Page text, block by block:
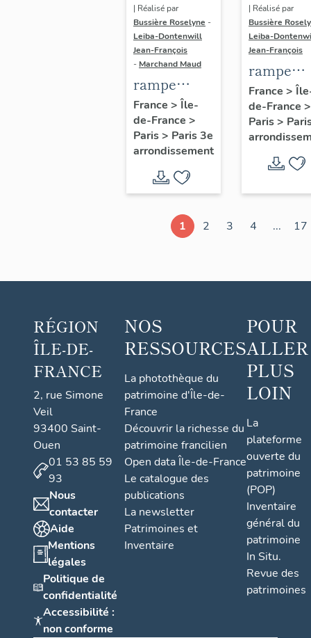
| Réalisé par
Bussière Roselyne -
Leiba-Dontenwill
Jean-François
- Marchand Maud
rampe
d'appui,
escalier de
la maison à
cochère
(non étudié)
France > Île-
de-France >
Paris> Paris 3e
arrondissement
| Réalisé par
Bussière
Leiba-
Jean-François
rampe
d'appui,
escalier
la
cochère
(non
France >
de-France >
Paris>
1 2 3 4 ... 17
RÉGION
ÎLE-DE-
FRANCE
2, rue Simone
Veil
93400 Saint-
Ouen
01 53 85 59
93
Nous
contacter
Aide
Mentions
légales
Politique de
confidentialité
Accessibilité :
non conforme
NOS
RESSOURCES
La photothèque du
patrimoine d'Île-de-
France
Découvrir la richesse du
patrimoine francilien
Open data Île-de-France
Le catalogue des
publications
La newsletter
Patrimoines et
Inventaire
POUR
ALLER
PLUS
LOIN
La
plateforme
ouverte du
patrimoine
(POP)
Inventaire
général du
patrimoine
In Situ.
Revue des
patrimoines